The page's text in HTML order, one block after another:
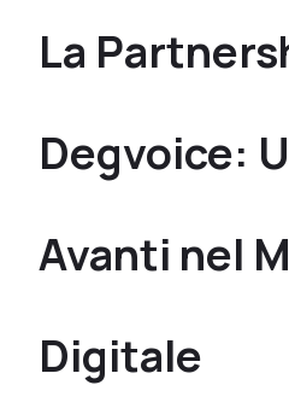
La
Degvoice:
Avanti nel
Digitale